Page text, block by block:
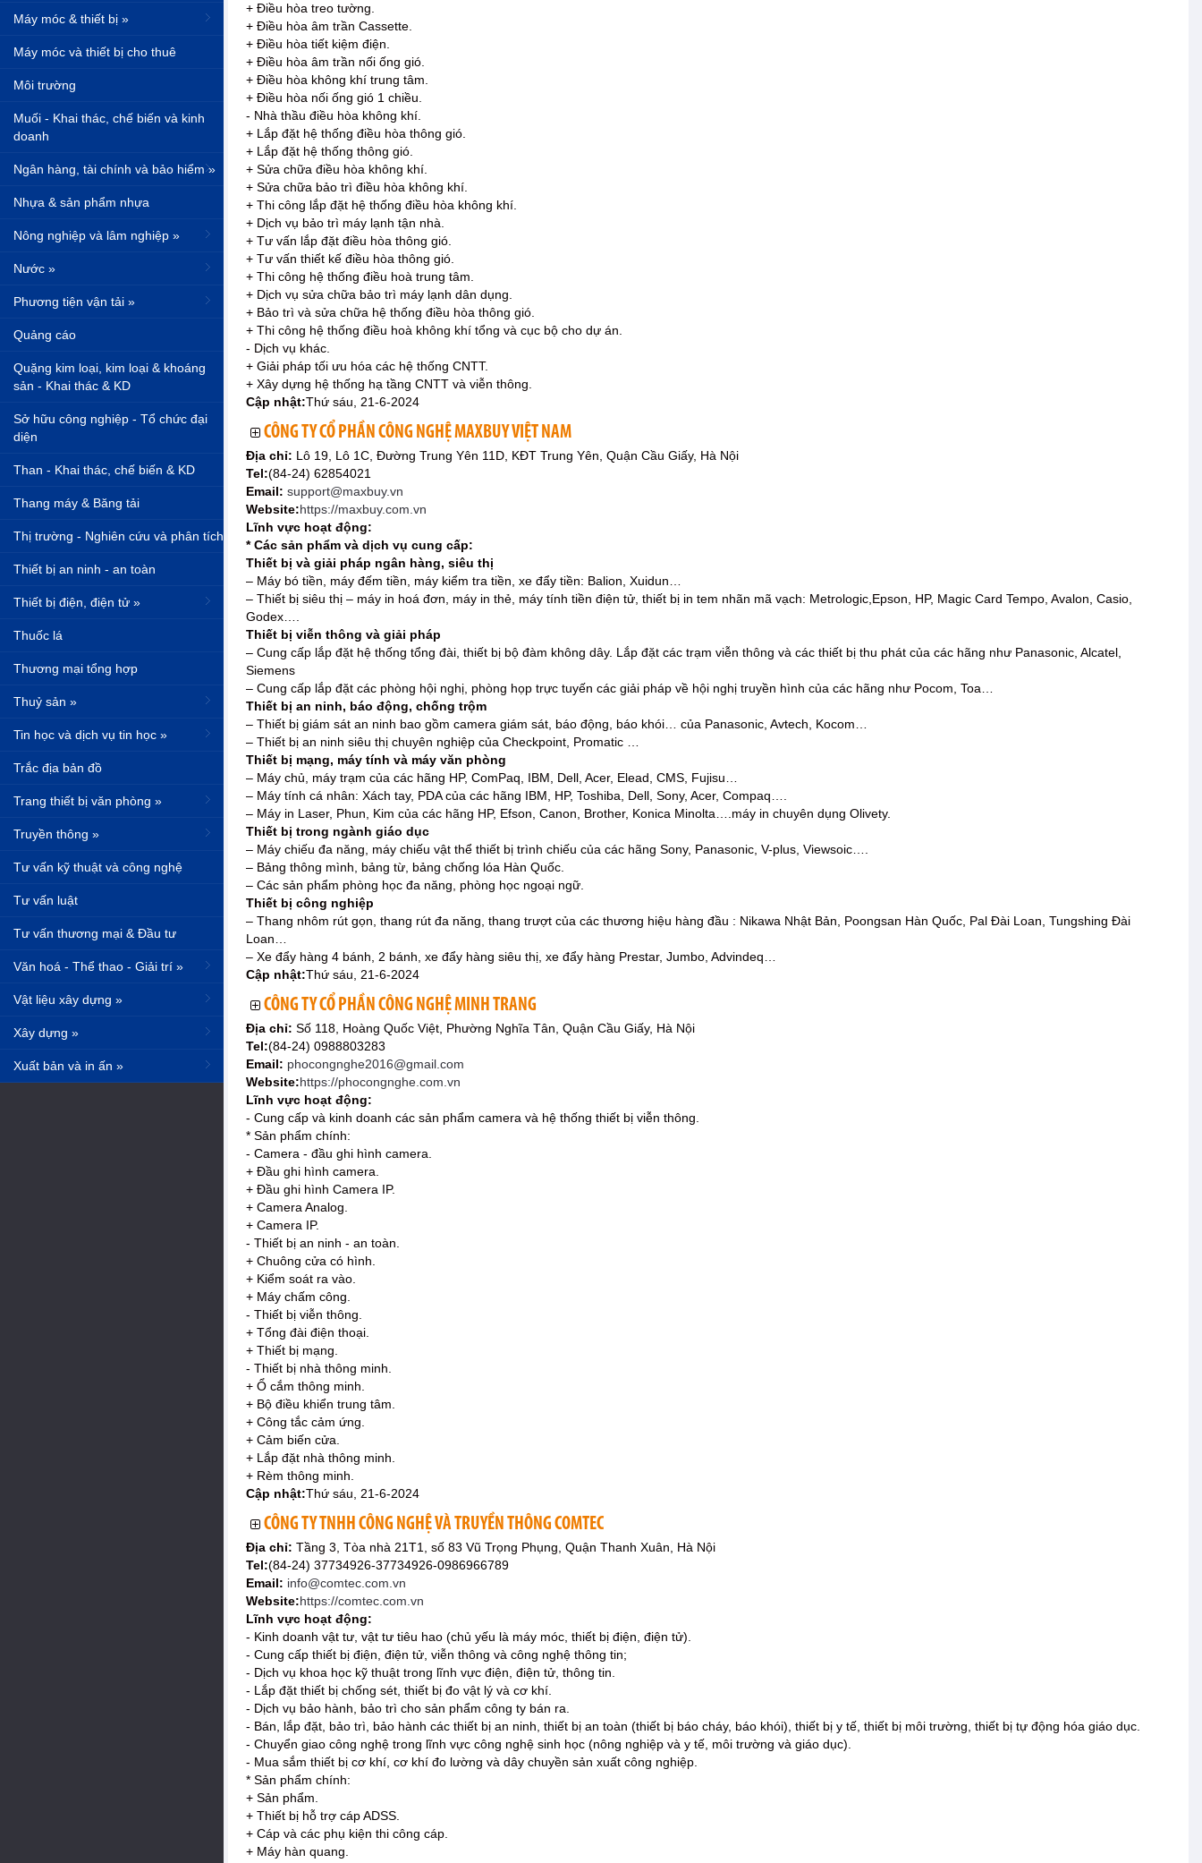
Máy móc & thiết bị »
Máy móc và thiết bị cho thuê
Môi trường
Muối - Khai thác, chế biến và kinh
doanh
Ngân hàng, tài chính và bảo hiểm »
Nhựa & sản phẩm nhựa
Nông nghiệp và lâm nghiệp »
Nước »
Phương tiện vận tải »
Quảng cáo
Quặng kim loại, kim loại & khoáng
sản - Khai thác & KD
Sở hữu công nghiệp - Tổ chức đại
diện
Than - Khai thác, chế biến & KD
Thang máy & Băng tải
Thị trường - Nghiên cứu và phân tích
Thiết bị an ninh - an toàn
Thiết bị điện, điện tử »
Thuốc lá
Thương mại tổng hợp
Thuỷ sản »
Tin học và dịch vụ tin học »
Trắc địa bản đồ
Trang thiết bị văn phòng »
Truyền thông »
Tư vấn kỹ thuật và công nghệ
Tư vấn luật
Tư vấn thương mại & Đầu tư
Văn hoá - Thể thao - Giải trí »
Vật liệu xây dựng »
Xây dựng »
Xuất bản và in ấn »
+ Điều hòa treo tường.
+ Điều hòa âm trần Cassette.
+ Điều hòa tiết kiệm điện.
+ Điều hòa âm trần nối ống gió.
+ Điều hòa không khí trung tâm.
+ Điều hòa nối ống gió 1 chiều.
- Nhà thầu điều hòa không khí.
+ Lắp đặt hệ thống điều hòa thông gió.
+ Lắp đặt hệ thống thông gió.
+ Sửa chữa điều hòa không khí.
+ Sửa chữa bảo trì điều hòa không khí.
+ Thi công lắp đặt hệ thống điều hòa không khí.
+ Dịch vụ bảo trì máy lạnh tận nhà.
+ Tư vấn lắp đặt điều hòa thông gió.
+ Tư vấn thiết kế điều hòa thông gió.
+ Thi công hệ thống điều hoà trung tâm.
+ Dịch vụ sửa chữa bảo trì máy lạnh dân dụng.
+ Bảo trì và sửa chữa hệ thống điều hòa thông gió.
+ Thi công hệ thống điều hoà không khí tổng và cục bộ cho dự án.
- Dịch vụ khác.
+ Giải pháp tối ưu hóa các hệ thống CNTT.
+ Xây dựng hệ thống hạ tầng CNTT và viễn thông.
Cập nhật:Thứ sáu, 21-6-2024
CÔNG TY CỔ PHẦN CÔNG NGHỆ MAXBUY VIỆT NAM
Địa chỉ: Lô 19, Lô 1C, Đường Trung Yên 11D, KĐT Trung Yên, Quận Cầu Giấy, Hà Nội
Tel:(84-24) 62854021
Email: support@maxbuy.vn
Website:https://maxbuy.com.vn
Lĩnh vực hoạt động:
* Các sản phẩm và dịch vụ cung cấp:
Thiết bị và giải pháp ngân hàng, siêu thị
– Máy bó tiền, máy đếm tiền, máy kiểm tra tiền, xe đẩy tiền: Balion, Xuidun…
– Thiết bị siêu thị – máy in hoá đơn, máy in thẻ, máy tính tiền điện tử, thiết bị in tem nhãn mã vạch: Metrologic,Epson, HP, Magic Card Tempo, Avalon, Casio,
Godex….
Thiết bị viễn thông và giải pháp
– Cung cấp lắp đặt hệ thống tổng đài, thiết bị bộ đàm không dây. Lắp đặt các trạm viễn thông và các thiết bị thu phát của các hãng như Panasonic, Alcatel,
Siemens
– Cung cấp lắp đặt các phòng hội nghị, phòng họp trực tuyến các giải pháp về hội nghị truyền hình của các hãng như Pocom, Toa…
Thiết bị an ninh, báo động, chống trộm
– Thiết bị giám sát an ninh bao gồm camera giám sát, báo động, báo khói… của Panasonic, Avtech, Kocom…
– Thiết bị an ninh siêu thị chuyên nghiệp của Checkpoint, Promatic …
Thiết bị mạng, máy tính và máy văn phòng
– Máy chủ, máy trạm của các hãng HP, ComPaq, IBM, Dell, Acer, Elead, CMS, Fujisu…
– Máy tính cá nhân: Xách tay, PDA của các hãng IBM, HP, Toshiba, Dell, Sony, Acer, Compaq….
– Máy in Laser, Phun, Kim của các hãng HP, Efson, Canon, Brother, Konica Minolta….máy in chuyên dụng Olivety.
Thiết bị trong ngành giáo dục
– Máy chiếu đa năng, máy chiếu vật thể thiết bị trình chiếu của các hãng Sony, Panasonic, V-plus, Viewsoic….
– Bảng thông mình, bảng từ, bảng chống lóa Hàn Quốc.
– Các sản phẩm phòng học đa năng, phòng học ngoại ngữ.
Thiết bị công nghiệp
– Thang nhôm rút gọn, thang rút đa năng, thang trượt của các thương hiệu hàng đầu : Nikawa Nhật Bản, Poongsan Hàn Quốc, Pal Đài Loan, Tungshing Đài
Loan…
– Xe đẩy hàng 4 bánh, 2 bánh, xe đẩy hàng siêu thị, xe đẩy hàng Prestar, Jumbo, Advindeq…
Cập nhật:Thứ sáu, 21-6-2024
CÔNG TY CỔ PHẦN CÔNG NGHỆ MINH TRANG
Địa chỉ: Số 118, Hoàng Quốc Việt, Phường Nghĩa Tân, Quận Cầu Giấy, Hà Nội
Tel:(84-24) 0988803283
Email: phocongnghe2016@gmail.com
Website:https://phocongnghe.com.vn
Lĩnh vực hoạt động:
- Cung cấp và kinh doanh các sản phẩm camera và hệ thống thiết bị viễn thông.
* Sản phẩm chính:
- Camera - đầu ghi hình camera.
+ Đầu ghi hình camera.
+ Đầu ghi hình Camera IP.
+ Camera Analog.
+ Camera IP.
- Thiết bị an ninh - an toàn.
+ Chuông cửa có hình.
+ Kiểm soát ra vào.
+ Máy chấm công.
- Thiết bị viễn thông.
+ Tổng đài điện thoại.
+ Thiết bị mạng.
- Thiết bị nhà thông minh.
+ Ổ cắm thông minh.
+ Bộ điều khiển trung tâm.
+ Công tắc cảm ứng.
+ Cảm biến cửa.
+ Lắp đặt nhà thông minh.
+ Rèm thông minh.
Cập nhật:Thứ sáu, 21-6-2024
CÔNG TY TNHH CÔNG NGHỆ VÀ TRUYỀN THÔNG COMTEC
Địa chỉ: Tầng 3, Tòa nhà 21T1, số 83 Vũ Trọng Phụng, Quận Thanh Xuân, Hà Nội
Tel:(84-24) 37734926-37734926-0986966789
Email: info@comtec.com.vn
Website:https://comtec.com.vn
Lĩnh vực hoạt động:
- Kinh doanh vật tư, vật tư tiêu hao (chủ yếu là máy móc, thiết bị điện, điện tử).
- Cung cấp thiết bị điện, điện tử, viễn thông và công nghệ thông tin;
- Dịch vụ khoa học kỹ thuật trong lĩnh vực điện, điện tử, thông tin.
- Lắp đặt thiết bị chống sét, thiết bị đo vật lý và cơ khí.
- Dịch vụ bảo hành, bảo trì cho sản phẩm công ty bán ra.
- Bán, lắp đặt, bảo trì, bảo hành các thiết bị an ninh, thiết bị an toàn (thiết bị báo cháy, báo khói), thiết bị y tế, thiết bị môi trường, thiết bị tự động hóa giáo dục.
- Chuyển giao công nghệ trong lĩnh vực công nghệ sinh học (nông nghiệp và y tế, môi trường và giáo dục).
- Mua sắm thiết bị cơ khí, cơ khí đo lường và dây chuyền sản xuất công nghiệp.
* Sản phẩm chính:
+ Sản phẩm.
+ Thiết bị hỗ trợ cáp ADSS.
+ Cáp và các phụ kiện thi công cáp.
+ Máy hàn quang.